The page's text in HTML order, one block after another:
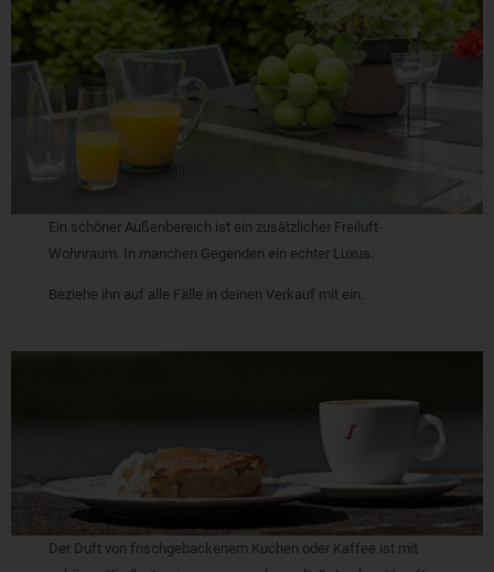
Ein schöner Außenbereich ist ein zusätzlicher Freiluft-
Wohnraum. In manchen Gegenden ein echter Luxus.
Beziehe ihn auf alle Fälle in deinen Verkauf mit ein.
Der Duft von frischgebackenem Kuchen oder Kaffee ist mit